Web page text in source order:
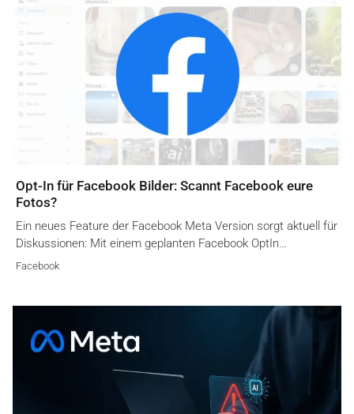
Opt-In für Facebook Bilder: Scannt Facebook eure
Fotos?
Ein neues Feature der Facebook Meta Version sorgt aktuell für
Diskussionen: Mit einem geplanten Facebook OptIn…
Facebook